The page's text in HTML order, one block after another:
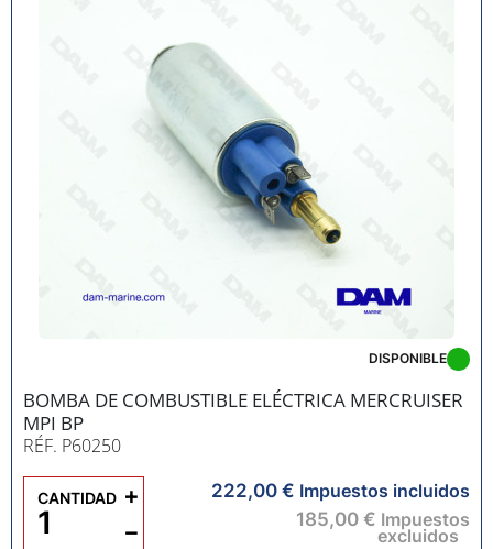
BOMBA DE COMBUSTIBLE ELÉCTRICA MERCRUISER
MPI BP
RÉF. P60250
DISPONIBLE
222,00 € Impuestos incluidos
185,00 € Impuestos
excluidos
CANTIDAD
−
+